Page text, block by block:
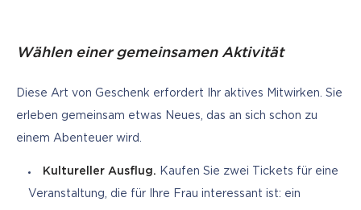
Wählen einer gemeinsamen Aktivität
Diese Art von Geschenk erfordert Ihr aktives Mitwirken. Sie
erleben gemeinsam etwas Neues, das an sich schon zu
einem Abenteuer wird.
Kultureller Ausflug. Kaufen Sie zwei Tickets für eine
Veranstaltung, die für Ihre Frau interessant ist: ein